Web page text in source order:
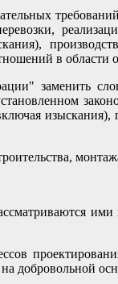
в области
заменить
изыскания),
ими
добровольной